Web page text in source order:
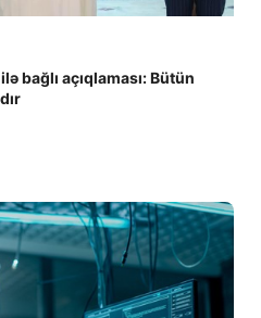
bağlı açıqlaması: Bütün